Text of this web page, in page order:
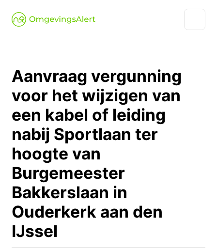
Aanvraag vergunning
voor het wijzigen van
een kabel of leiding
nabij Sportlaan ter
hoogte van
Burgemeester
Bakkerslaan in
Ouderkerk aan den
IJssel